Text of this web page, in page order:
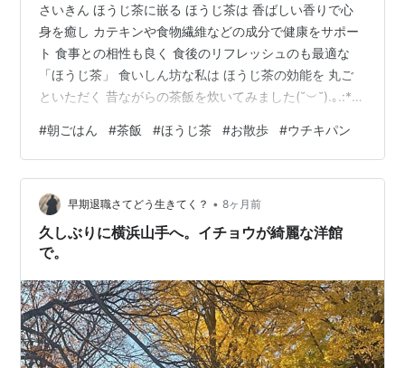
さいきん ほうじ茶に嵌る ほうじ茶は 香ばしい香りで心
身を癒し カテキンや食物繊維などの成分で健康をサポー
ト 食事との相性も良く 食後のリフレッシュのも最適な
「ほうじ茶」 食いしん坊な私は ほうじ茶の効能を 丸ご
といただく 昔ながらの茶飯を炊いてみました(˘︶˘).｡.:*♡
つ抗酸化作用は 美容・美肌にも効果的で若々しい肌作り
エイジングケアに気を遣われている方にオススメ！ コー
ヒーよりも カフェインが少ないですが 就寝前や 飲み過
ぎには注意が必要です お茶を飲むよりも 茶飯の方がカフ
ェインが少なく カフェインを控えたい方…
#朝ごはん #茶飯 #ほうじ茶 #お散歩 #ウチキパン
早期退職さてどう生きてく？ • 8ヶ月前
久しぶりに横浜山手へ。イチョウが綺麗な洋館
で。